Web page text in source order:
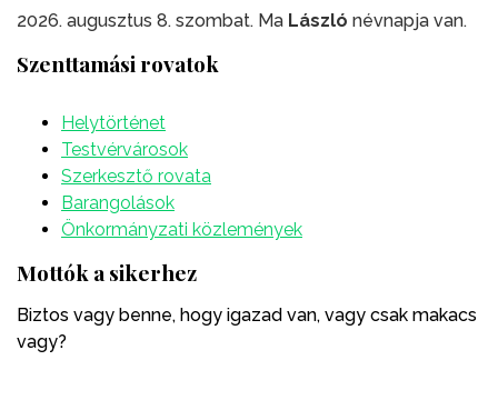
2026. augusztus 8. szombat. Ma László névnapja van.
Szenttamási rovatok
Helytörténet
Testvérvárosok
Szerkesztő rovata
Barangolások
Önkormányzati közlemények
Mottók a sikerhez
Biztos vagy benne, hogy igazad van, vagy csak makacs
vagy?